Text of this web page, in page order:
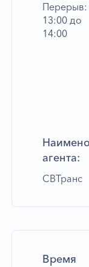
Перерыв:
13:00 до
14:00
агента:
СВТранс
Время